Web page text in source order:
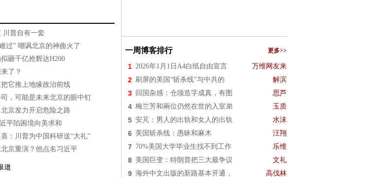
川普自有一套
过” 嘲讽北京的神曲火了
砸千亿抢辉达H200
了？
它推上地缘政治前线
，可能是未来北京的眼中钉
京发力开启危险之路
平陷困境向美求和
：川普为中国科研送“大礼”
京重演？他点名习近平
一周博客排行 更多>>
1 2026年1月1日A4白纸自由宣言 万维网友来
2 刷屏的美国“斩杀线”与中共的 解滨
3 回国杂感：仓颉造字成真，有图 思芦
4 梅兰芳和兩位仍然在世的入室弟 玉质
5 安芃：男人的出轨和女人的出轨 水沫
6 美国斩杀线：愚昧和麻木 汪翔
7 70%美国大学毕业生找不到工作 乐维
8 美国巨变：特朗普把三大最争议 文礼
9 海外中文出版的新路基本开通， 高伐林